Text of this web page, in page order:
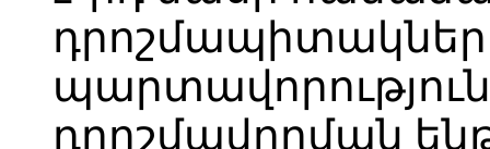
դրոշմավորման